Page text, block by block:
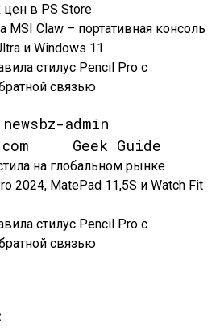
в PS Store
MSI Claw – портативная консоль
и Windows 11
стилус Pencil Pro с
связью
admin
Geek Guide
на глобальном рынке
2024, MatePad 11,5S и Watch Fit
стилус Pencil Pro с
связью